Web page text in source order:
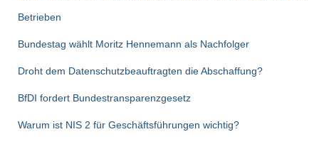
Betrieben
Bundestag wählt Moritz Hennemann als Nachfolger
Droht dem Datenschutzbeauftragten die Abschaffung?
BfDI fordert Bundestransparenzgesetz
Warum ist NIS 2 für Geschäftsführungen wichtig?